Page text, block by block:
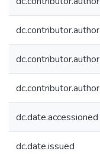
dc.contributor.author
dc.contributor.author
dc.contributor.author
dc.date.accessioned
dc.date.issued